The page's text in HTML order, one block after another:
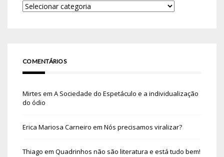
COMENTÁRIOS
Mirtes em A Sociedade do Espetáculo e a individualização
do ódio
Erica Mariosa Carneiro em Nós precisamos viralizar?
Thiago em Quadrinhos não são literatura e está tudo bem!